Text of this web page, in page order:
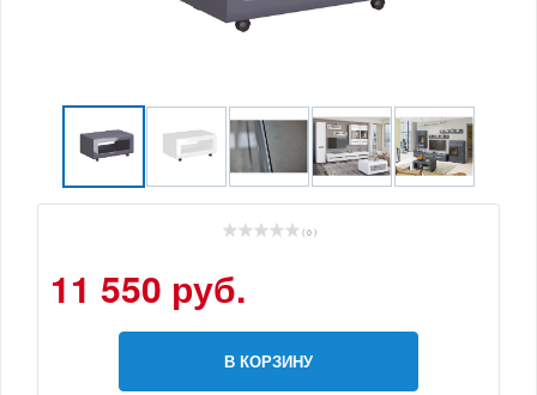
( 0 )
11 550 руб.
В КОРЗИНУ